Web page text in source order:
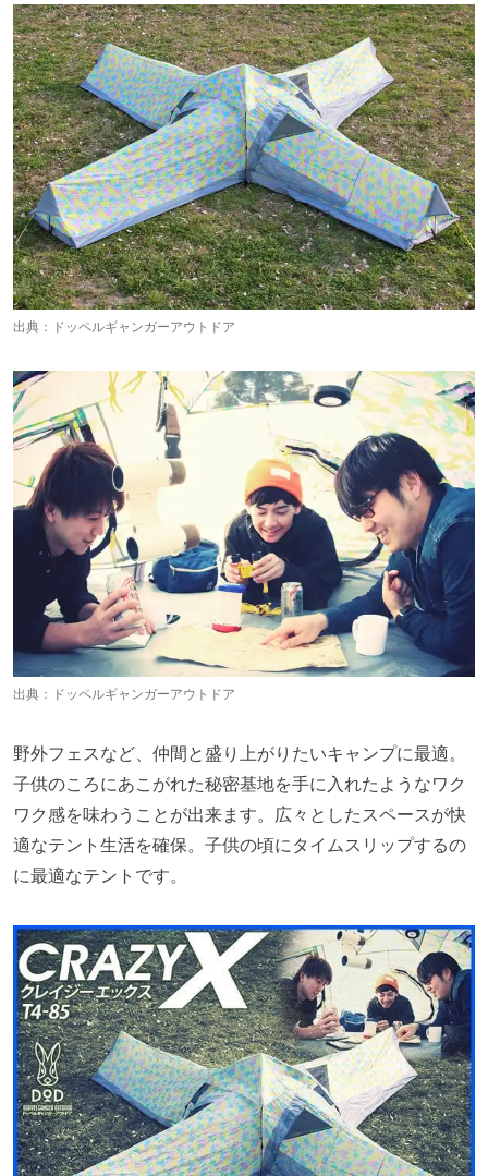
出典： ドッペルギャンガーアウトドア
出典： ドッペルギャンガーアウトドア
野外フェスなど、仲間と盛り上がりたいキャンプに最適。
子供のころにあこがれた秘密基地を手に入れたようなワク
ワク感を味わうことが出来ます。広々としたスペースが快
適なテント生活を確保。子供の頃にタイムスリップするの
に最適なテントです。